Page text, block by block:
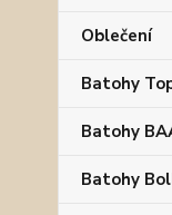
Oblečení
Batohy
Batohy
Batohy